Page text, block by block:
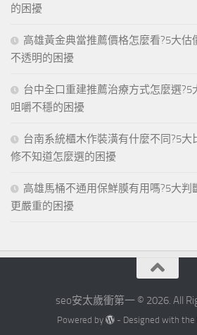
的困擾
高雄黃金典當推薦價格怎麼看?5大
不透明的困擾
台中全口重建推薦治療方式怎麼選?5
咀嚼不穩的困擾
台南系統櫃木作裝潢有什麼不同?5
修不知道怎麼選的困擾
高雄馬桶不通用保鮮膜有用嗎?5大判
更嚴重的困擾
seo安太歲衝第一 © 2026. All
Powered by - Designed with the